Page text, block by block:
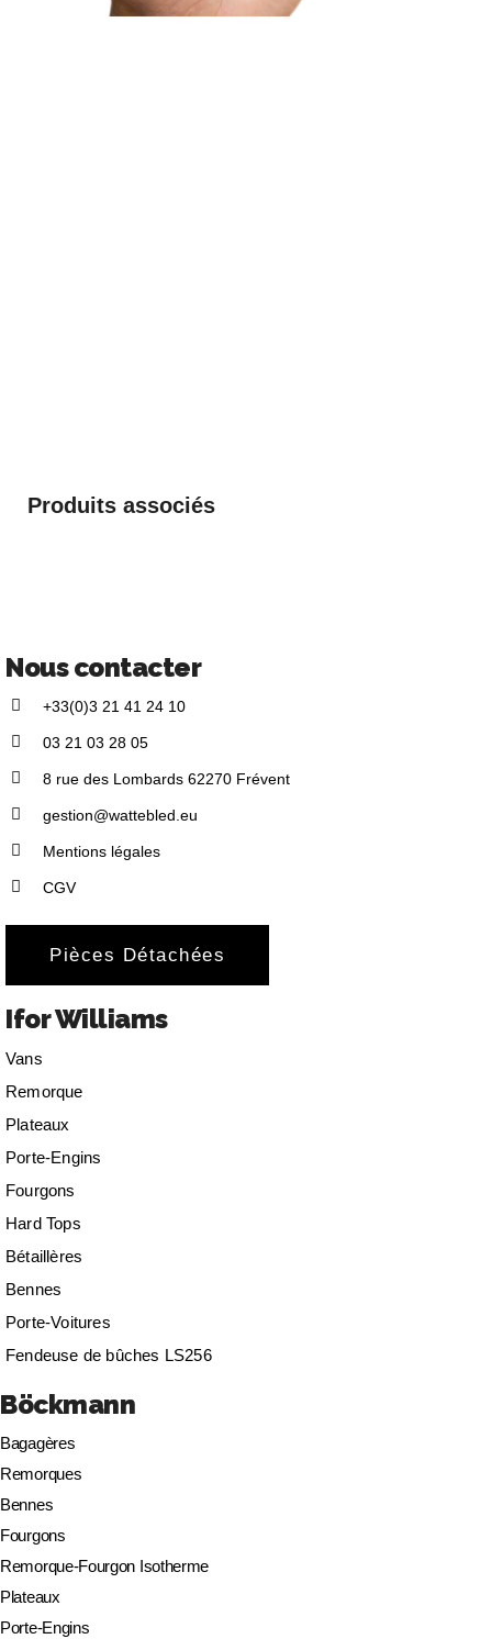
Produits associés
Nous contacter
+33(0)3 21 41 24 10
03 21 03 28 05
8 rue des Lombards 62270 Frévent
gestion@wattebled.eu
Mentions légales
CGV
Pièces Détachées
Ifor Williams
Vans
Remorque
Plateaux
Porte-Engins
Fourgons
Hard Tops
Bétaillères
Bennes
Porte-Voitures
Fendeuse de bûches LS256
Böckmann
Bagagères
Remorques
Bennes
Fourgons
Remorque-Fourgon Isotherme
Plateaux
Porte-Engins